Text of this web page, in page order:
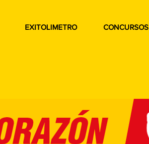
EXITOLIMETRO CONCURSOS